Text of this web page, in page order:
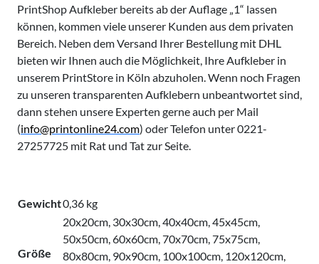
PrintShop Aufkleber bereits ab der Auflage „1“ lassen
können, kommen viele unserer Kunden aus dem privaten
Bereich. Neben dem Versand Ihrer Bestellung mit DHL
bieten wir Ihnen auch die Möglichkeit, Ihre Aufkleber in
unserem PrintStore in Köln abzuholen. Wenn noch Fragen
zu unseren transparenten Aufklebern unbeantwortet sind,
dann stehen unsere Experten gerne auch per Mail
(info@printonline24.com) oder Telefon unter 0221-
27257725 mit Rat und Tat zur Seite.
Gewicht0,36 kg
Größe
20x20cm, 30x30cm, 40x40cm, 45x45cm,
50x50cm, 60x60cm, 70x70cm, 75x75cm,
80x80cm, 90x90cm, 100x100cm, 120x120cm,